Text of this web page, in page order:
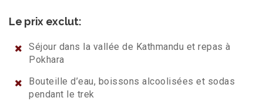
Le prix exclut:
Séjour dans la vallée de Kathmandu et repas à
Pokhara
Bouteille d’eau, boissons alcoolisées et sodas
pendant le trek